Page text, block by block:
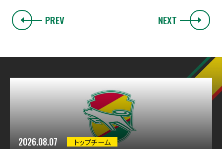
PREV NEXT
2026.08.07 トップチーム